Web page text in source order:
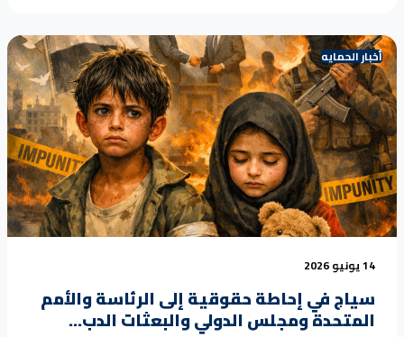
Militia leaders have<a href="https://seyaj.org/seyaj-in-a-
human-rights-briefing-to-the-presidency-the-united-nations-
the-security-council-and-diplomatic-missions/">Continue
reading <span class="sr-only">"SEYAJ, in a human rights briefing
to the Presidency, the United Nations, the Security Council, and
diplomatic missions:"</span></a>
أخبار الحمايه
14 يونيو 2026
سياج في إحاطة حقوقية إلى الرئاسة والأمم
المتحدة ومجلس الدولي والبعثات الدب...